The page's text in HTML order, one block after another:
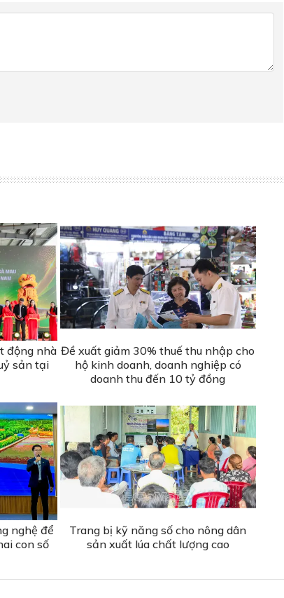
động nhà
sản tại
Đề xuất giảm 30% thuế thu nhập cho
hộ kinh doanh, doanh nghiệp có
doanh thu đến 10 tỷ đồng
nghệ để
con số
Trang bị kỹ năng số cho nông dân
sản xuất lúa chất lượng cao